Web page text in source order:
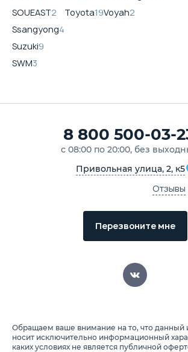
SOUEAST2
Ssangyong4
Suzuki9
SWM3
Toyota19Voyah2
8 800 500-03-
с 08:00 по 20:00, без
Привольная улица, 2, к5
Отзывы
Перезвоните мне
Обращаем ваше внимание на то, что данный
носит исключительно информационный
каких условиях не является публичной